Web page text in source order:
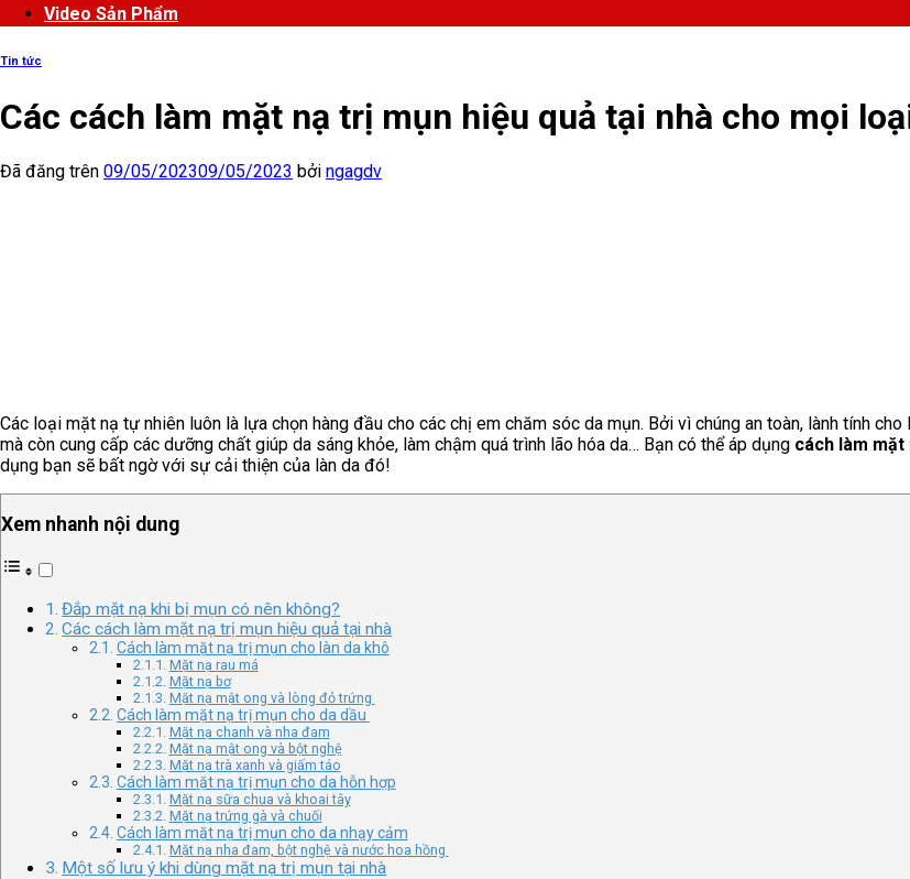
Video Sản Phẩm
Tin tức
Các cách làm mặt nạ trị mụn hiệu quả tại nhà cho mọi
Đã đăng trên 09/05/202309/05/2023 bởi ngagdv
Các loại mặt nạ tự nhiên luôn là lựa chọn hàng đầu cho các chị em chăm sóc da mụn. Bởi vì chúng an toàn, lành tính
mà còn cung cấp các dưỡng chất giúp da sáng khỏe, làm chậm quá trình lão hóa da… Bạn có thể áp dụng cách làm mặt
dụng bạn sẽ bất ngờ với sự cải thiện của làn da đó!
Xem nhanh nội dung
Đắp mặt nạ khi bị mụn có nên không?
Các cách làm mặt nạ trị mụn hiệu quả tại nhà
Cách làm mặt nạ trị mụn cho làn da khô
Mặt nạ rau má
Mặt nạ bơ
Mặt nạ mật ong và lòng đỏ trứng
Cách làm mặt nạ trị mụn cho da dầu
Mặt nạ chanh và nha đam
Mặt nạ mật ong và bột nghệ
Mặt nạ trà xanh và giấm táo
Cách làm mặt nạ trị mụn cho da hỗn hợp
Mặt nạ sữa chua và khoai tây
Mặt nạ trứng gà và chuối
Cách làm mặt nạ trị mụn cho da nhạy cảm
Mặt nạ nha đam, bột nghệ và nước hoa hồng
Một số lưu ý khi dùng mặt nạ trị mụn tại nhà